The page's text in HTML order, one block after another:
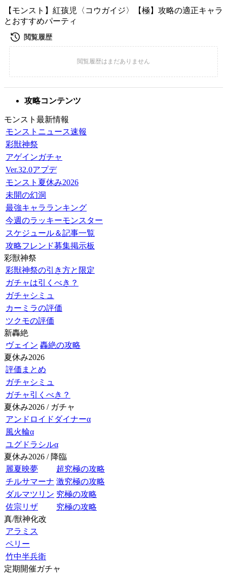
【モンスト】紅孩児〈コウガイジ〉【極】攻略の適正キャラ
とおすすめパーティ
攻略コンテンツ
モンスト最新情報
モンストニュース速報
彩獣神祭
アゲインガチャ
Ver.32.0アプデ
モンスト夏休み2026
未開の幻洞
最強キャラランキング
今週のラッキーモンスター
スケジュール＆記事一覧
攻略フレンド募集掲示板
彩獣神祭
彩獣神祭の引き方と限定
ガチャは引くべき？
ガチャシミュ
カーミラの評価
ツクモの評価
新轟絶
ヴェイン 轟絶の攻略
夏休み2026
評価まとめ
ガチャシミュ
ガチャ引くべき？
夏休み2026 / ガチャ
アンドロイドダイナーα
風火輪α
ユグドラシルα
夏休み2026 / 降臨
麗夏映夢
超究極の攻略
チルサマーナ 激究極の攻略
ダルマツリン 究極の攻略
佐宗リザ
究極の攻略
真/獣神化改
アラミス
ペリー
竹中半兵衛
定期開催ガチャ